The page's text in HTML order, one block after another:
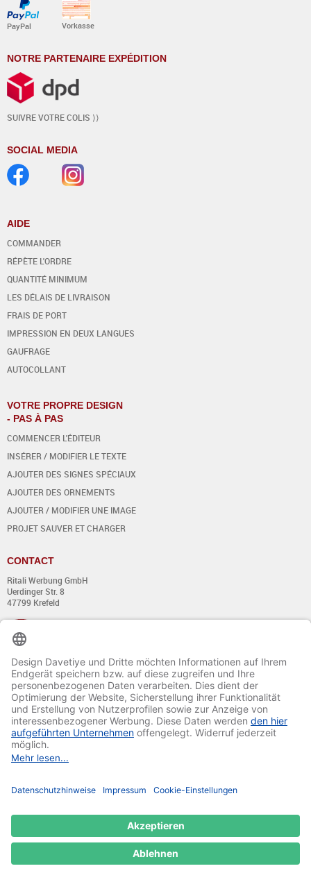
PayPal Vorkasse
NOTRE PARTENAIRE EXPÉDITION
SUIVRE VOTRE COLIS ⟩⟩
SOCIAL MEDIA
AIDE
COMMANDER
RÉPÈTE L'ORDRE
QUANTITÉ MINIMUM
LES DÉLAIS DE LIVRAISON
FRAIS DE PORT
IMPRESSION EN DEUX LANGUES
GAUFRAGE
AUTOCOLLANT
VOTRE PROPRE DESIGN
- PAS À PAS
COMMENCER L'ÉDITEUR
INSÉRER / MODIFIER LE TEXTE
AJOUTER DES SIGNES SPÉCIAUX
AJOUTER DES ORNEMENTS
AJOUTER / MODIFIER UNE IMAGE
PROJET SAUVER ET CHARGER
CONTACT
Ritali Werbung GmbH
Uerdinger Str. 8
47799 Krefeld
+49 (0) 21 51 - 7 633 633
Du lundi au jeudi:
de 8:00 - 13:00
et de 14:00 - 17:00 heures
Vendredi:
de 8:00 - 13:00
et de 14:00 - 15:30 heures
E-mail: info@davetiye.de
© 2020-2025 Ritali Werbung GmbH. All Rights Reserved.